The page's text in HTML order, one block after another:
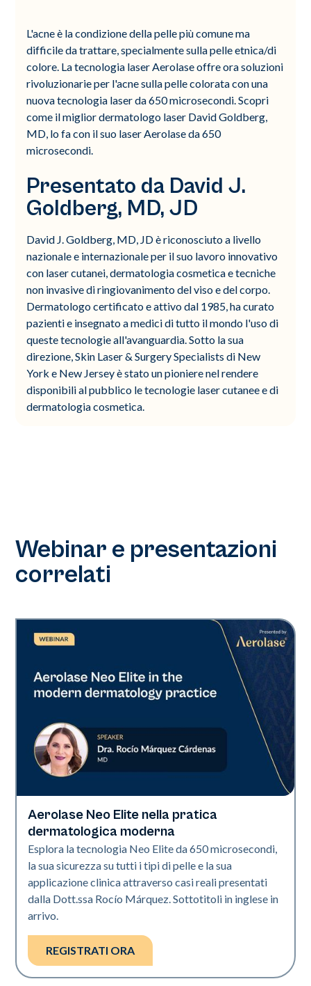
L'acne è la condizione della pelle più comune ma
difficile da trattare, specialmente sulla pelle etnica/di
colore. La tecnologia laser Aerolase offre ora soluzioni
rivoluzionarie per l'acne sulla pelle colorata con una
nuova tecnologia laser da 650 microsecondi. Scopri
come il miglior dermatologo laser David Goldberg,
MD, lo fa con il suo laser Aerolase da 650
microsecondi.
Presentato da David J.
Goldberg, MD, JD
David J. Goldberg, MD, JD è riconosciuto a livello
nazionale e internazionale per il suo lavoro innovativo
con laser cutanei, dermatologia cosmetica e tecniche
non invasive di ringiovanimento del viso e del corpo.
Dermatologo certificato e attivo dal 1985, ha curato
pazienti e insegnato a medici di tutto il mondo l'uso di
queste tecnologie all'avanguardia. Sotto la sua
direzione, Skin Laser & Surgery Specialists di New
York e New Jersey è stato un pioniere nel rendere
disponibili al pubblico le tecnologie laser cutanee e di
dermatologia cosmetica.
Webinar e presentazioni
correlati
Neo Elite
Aerolase Neo Elite nella pratica
dermatologica moderna
Esplora la tecnologia Neo Elite da 650 microsecondi,
la sua sicurezza su tutti i tipi di pelle e la sua
applicazione clinica attraverso casi reali presentati
dalla Dott.ssa Rocío Márquez. Sottotitoli in inglese in
arrivo.
REGISTRATI ORA